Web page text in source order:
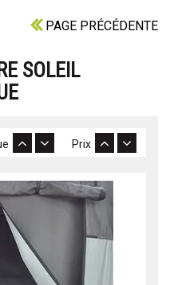
PAGE PRÉCÉDENTE
SOLEIL
Prix